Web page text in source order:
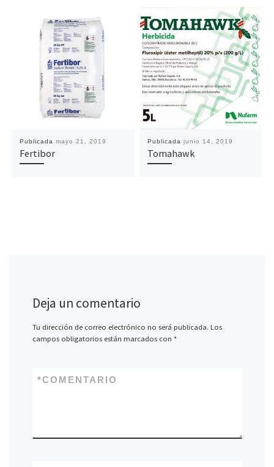
Publicada mayo 21, 2019
Fertibor
Publicada junio 14, 2019
Tomahawk
Deja un comentario
Tu dirección de correo electrónico no será publicada. Los
campos obligatorios están marcados con *
COMENTARIO
*